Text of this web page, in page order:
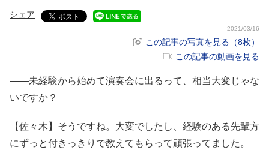
シェア
2021/03/16
この記事の写真を見る（8枚）
この記事の動画を見る
――未経験から始めて演奏会に出るって、相当大変じゃな
いですか？
【佐々木】そうですね。大変でしたし、経験のある先輩方
にずっと付きっきりで教えてもらって頑張ってました。